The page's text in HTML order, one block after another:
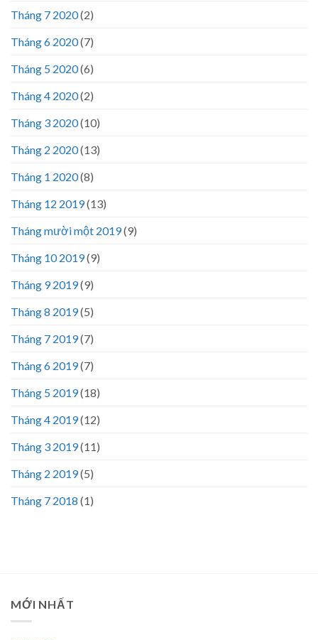
Tháng 7 2020(2)
Tháng 6 2020(7)
Tháng 5 2020(6)
Tháng 4 2020(2)
Tháng 3 2020(10)
Tháng 2 2020(13)
Tháng 1 2020(8)
Tháng 12 2019(13)
Tháng mười một 2019(9)
Tháng 10 2019(9)
Tháng 9 2019(9)
Tháng 8 2019(5)
Tháng 7 2019(7)
Tháng 6 2019(7)
Tháng 5 2019(18)
Tháng 4 2019(12)
Tháng 3 2019(11)
Tháng 2 2019(5)
Tháng 7 2018 (1)
MỚI NHẤT